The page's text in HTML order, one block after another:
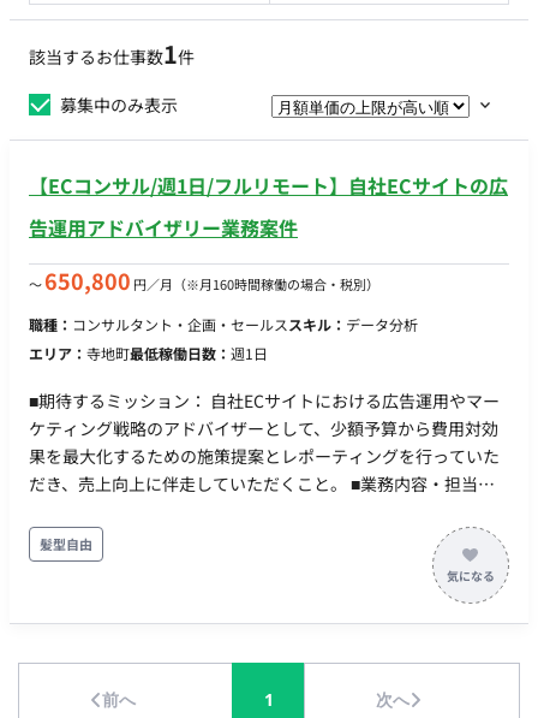
該当するお仕事数1件
募集中のみ表示
【ECコンサル/週1日/フルリモート】自社ECサイトの広
告運用アドバイザリー業務案件
〜650,800 円／月 （※月160時間稼働の場合・税別）
職種： コンサルタント・企画・セールススキル： データ分析
エリア： 寺地町最低稼働日数： 週1日
■期待するミッション： 自社ECサイトにおける広告運用やマー
ケティング戦略のアドバイザーとして、少額予算から費用対効
果を最大化するための施策提案とレポーティングを行っていた
だき、売上向上に伴走していただくこと。 ■業務内容・担当工
関するアドバイザリー業務 ・月1回（または週1回で月合計4時
間程度）のミーティングを通じた戦略のすり合わせ ・依頼に応
じた分析業務およびレポート作成 ■チーム体制： ・EC担当者：
1名 ■開発環境： ・プログラミング言語：特になし ・FW：特に
・フレックス稼働：可能
髪型自由
前へ 1 次へ